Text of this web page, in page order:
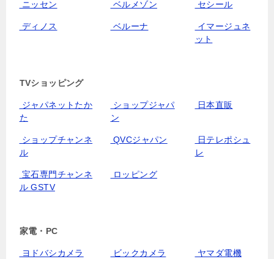
ニッセン ベルメゾン セシール
ディノス ベルーナ
イマージュネ
ット
TVショッピング
ジャパネットたか
た
ショップジャパ
ン
日本直販
ショップチャンネ
ル
QVCジャパン
日テレポシュ
レ
宝石専門チャンネ
ル GSTV
ロッピング
家電・PC
ヨドバシカメラ ビックカメラ ヤマダ電機